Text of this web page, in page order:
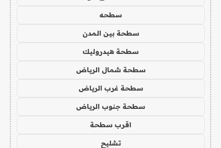
سطحه
سطحة بين المدن
سطحة هيدروليك
سطحة شمال الرياض
سطحة غرب الرياض
سطحة جنوب الرياض
اقرب سطحة
تشليح